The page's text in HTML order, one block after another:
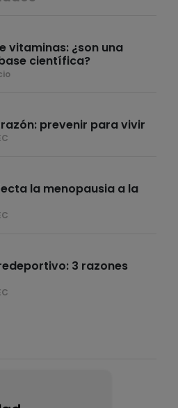
vitaminas: ¿son una
científica?
prevenir para vivir
la menopausia a la
3 razones